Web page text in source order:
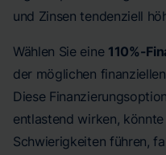
und Zinsen tendenziell
Wählen Sie eine 110%-
der möglichen
Diese
entlastend wirken,
Schwierigkeiten führen,